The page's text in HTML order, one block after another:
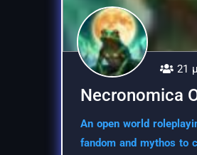
21
Necronomica
An open world
fandom and mythos to